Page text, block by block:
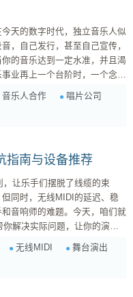
天的数字时代，独立音乐人似
，自己发行，甚至自己宣传，
的音乐达到一定水准，并且渴
业再上一个台阶时，一个念头
淫行业多年的观察者，我想
特别是那些有远见、有资源的
音乐人合作
唱片公司
指南与设备推荐
让乐手们摆脱了线缆的束
同时，无线MIDI的延迟、稳
音响师的难题。今天，咱们就
解决实际问题，让你的演出
制活动范围，这是多么令人
插上了“自由之翼”，让大家可
无线MIDI
舞台演出